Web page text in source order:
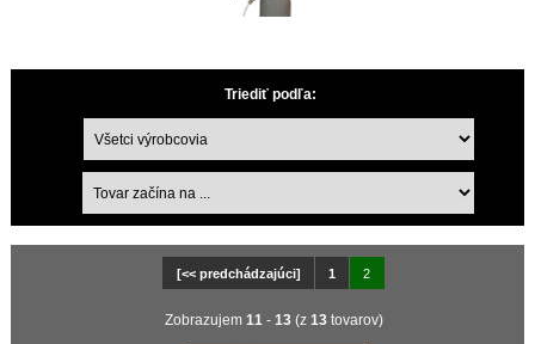
Triediť podľa:
[<< predchádzajúci] 1 2
Zobrazujem 11 - 13(z 13tovarov)